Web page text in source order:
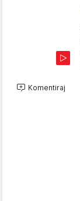
Komentiraj